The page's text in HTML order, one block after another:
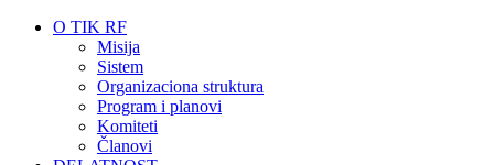
O TIK RF
Misija
Sistem
Organizaciona struktura
Program i planovi
Komiteti
Članovi